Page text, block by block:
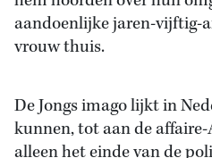
aandoenlijke jaren-vijftig-
vrouw thuis.
De Jongs imago lijkt in
kunnen, tot aan de
alleen het einde van de